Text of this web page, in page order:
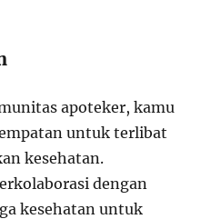
apoteker, kamu
untuk terlibat
kesehatan.
dengan
kesehatan untuk